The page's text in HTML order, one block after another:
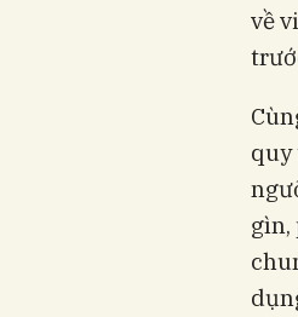
về
quy
gìn,